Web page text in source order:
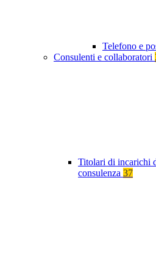
Telefono e
Consulenti e collaboratori
Titolari di incarichi
consulenza 37